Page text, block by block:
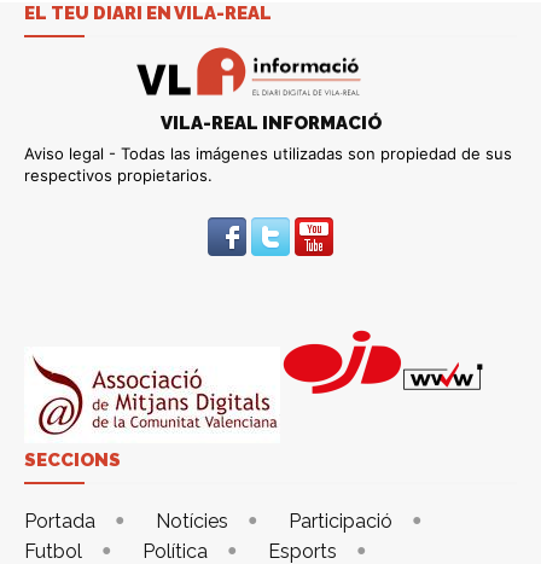
EL TEU DIARI EN VILA-REAL
VILA-REAL INFORMACIÓ
Aviso legal - Todas las imágenes utilizadas son propiedad de sus
respectivos propietarios.
SECCIONS
Portada Notícies
Participació
Futbol
Política
Esports